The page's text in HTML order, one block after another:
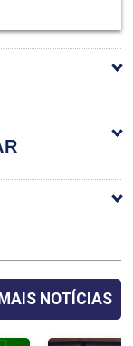
MAIS NOTÍCIAS